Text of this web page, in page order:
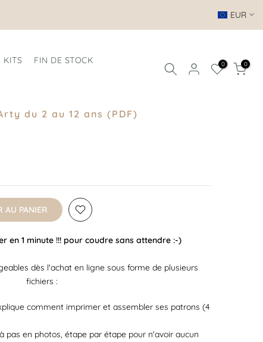
EUR
KITS
FIN DE STOCK
0 0
du 2 au 12 ans (PDF)
AU PANIER
en 1 minute !!! pour coudre sans attendre :-)
dès l'achat en ligne sous forme de plusieurs
fichiers :
comment imprimer et assembler ses patrons (4
pas en photos, étape par étape pour n'avoir aucun